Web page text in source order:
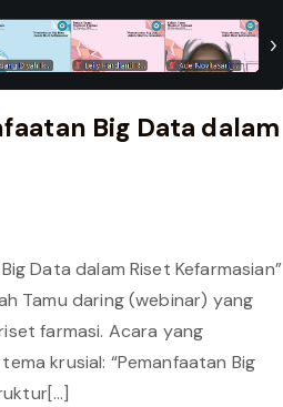
Big Data dalam
Data dalam Riset Kefarmasian”
Tamu daring (webinar) yang
farmasi. Acara yang
krusial: “Pemanfaatan Big